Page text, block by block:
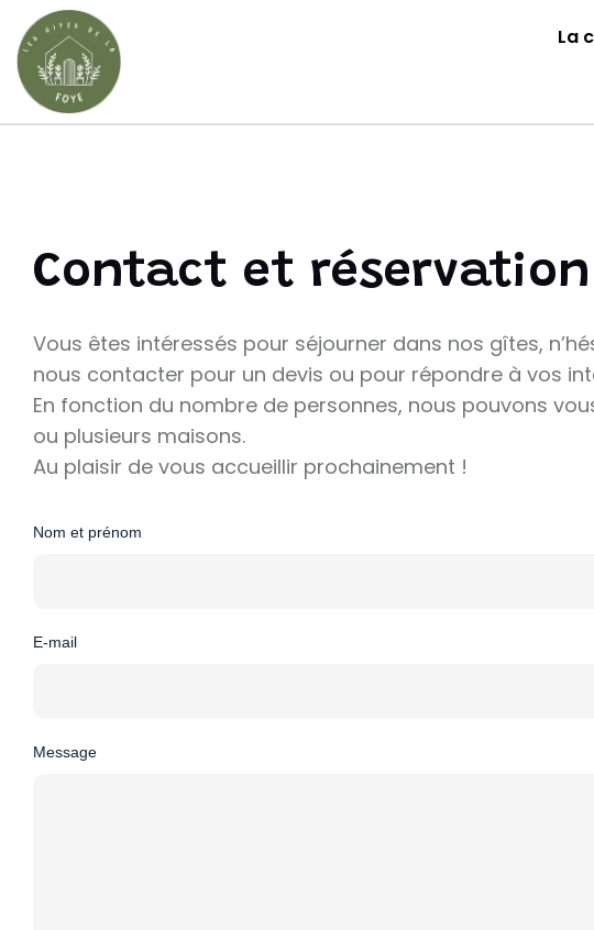
Skip
to
content
La
Contact et réservation
Vous êtes intéressés pour séjourner dans nos gîtes,
nous contacter pour un devis ou pour répondre à vos
En fonction du nombre de personnes, nous pouvons
ou plusieurs maisons.
Au plaisir de vous accueillir prochainement !
Nom et prénom
E-mail
Message